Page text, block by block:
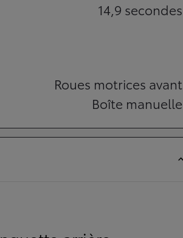
14,9 secondes
Roues motrices avant
Boîte manuelle